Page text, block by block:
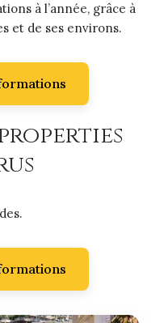
à l’année, grâce à
et de ses environs.